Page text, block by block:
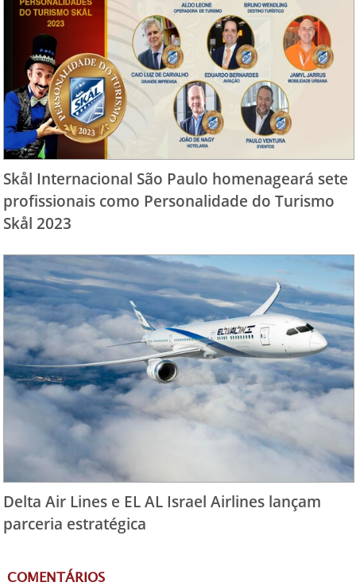
Skål Internacional São Paulo homenageará sete
profissionais como Personalidade do Turismo
Skål 2023
Delta Air Lines e EL AL Israel Airlines lançam
parceria estratégica
COMENTÁRIOS